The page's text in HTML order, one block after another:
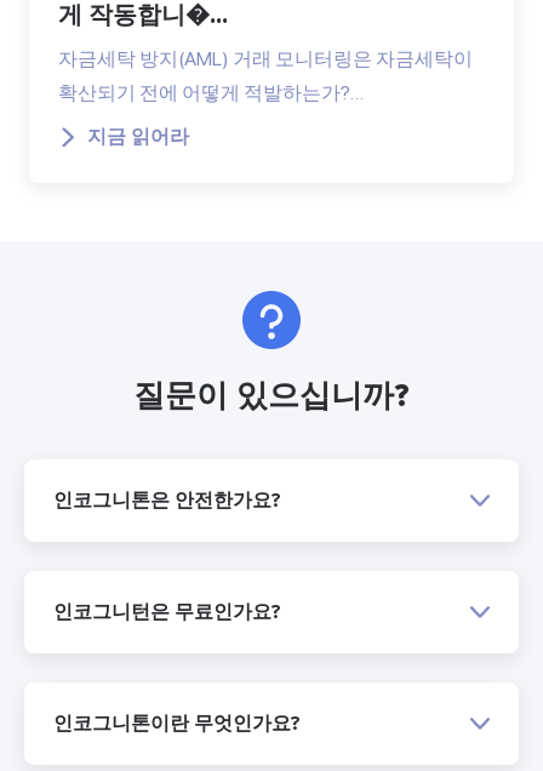
게 작동합니�...
자금세탁 방지(AML) 거래 모니터링은 자금세탁이
확산되기 전에 어떻게 적발하는가?…
지금 읽어라
질문이 있으십니까?
인코그니톤은 안전한가요?
인코그니턴은 무료인가요?
인코그니톤이란 무엇인가요?